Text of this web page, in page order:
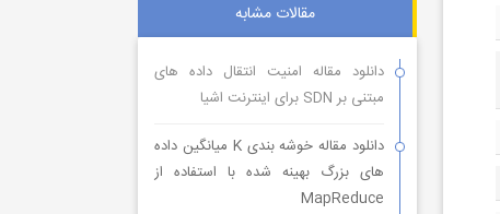
مقالات مشابه
دانلود مقاله امنیت انتقال داده های
مبتنی بر SDN برای اینترنت اشیا
دانلود مقاله خوشه بندی K میانگین داده
های بزرگ بهینه شده با استفاده از
MapReduce